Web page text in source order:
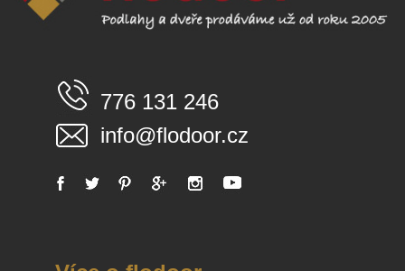
776 131 246
info@flodoor.cz